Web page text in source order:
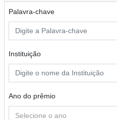
Palavra-chave
Instituição
Ano do prêmio
Selecione o ano